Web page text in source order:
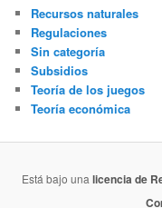
Recursos naturales
Regulaciones
Sin categoría
Subsidios
Teoría de los juegos
Teoría económica
Está bajo una licencia de